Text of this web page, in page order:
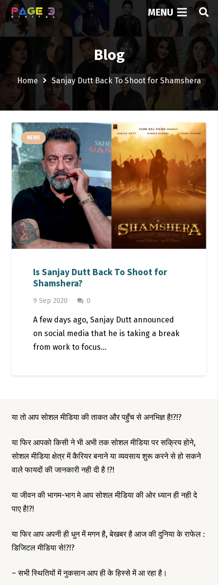
MENU
Blog
Home Sanjay Dutt Back To Shoot for Shamshera
NEWS
Is Sanjay Dutt Back To Shoot for
Shamshera?
9 Sep 2020 question_answer 0
A few days ago, Sanjay Dutt announced
on social media that he is taking a break
from work to focus…
या तो आप सोशल मीडिया की ताकत और पहुँच से अनभिज्ञ है!?!?
या फिर आपको किसी ने भी अभी तक सोशल मीडिया पर सक्रिय होने,
सोशल मीडिया क्षेत्र में कैरियर बनाने या व्यवसाय शुरू करने से हो सकने
वाले फायदों की जानकारी नही दी है !?!
या जीवन की भागम-भाग मे आप सोशल मीडिया की ओर ध्यान ही नही दे
पाए है!?!
या फिर आप अपनी ही धुन में मगन है, बेखबर है आज की दुनिया के राफेल :
डिजिटल मीडिया से!?!?
– सभी स्थितियों में नुकसान आप ही के हिस्से में आ रहा है।